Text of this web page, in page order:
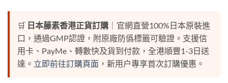
🛒 日本藤素香港正貨訂購 ｜官網直營100%日本原裝進
口，通過GMP認證，附原廠防僞標籤可驗證。支援信
用卡、PayMe、轉數快及貨到付款，全港順豐1-3日送
達。 立即前往訂購頁面 ，新用户專享首次訂購優惠。